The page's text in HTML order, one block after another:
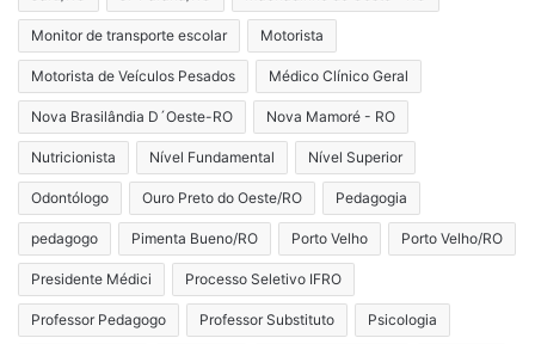
Monitor de transporte escolar Motorista
Motorista de Veículos Pesados Médico Clínico Geral
Nova Brasilândia D´Oeste-RO Nova Mamoré - RO
Nutricionista Nível Fundamental Nível Superior
Odontólogo Ouro Preto do Oeste/RO Pedagogia
pedagogo Pimenta Bueno/RO Porto Velho Porto Velho/RO
Presidente Médici Processo Seletivo IFRO
Professor Pedagogo Professor Substituto Psicologia